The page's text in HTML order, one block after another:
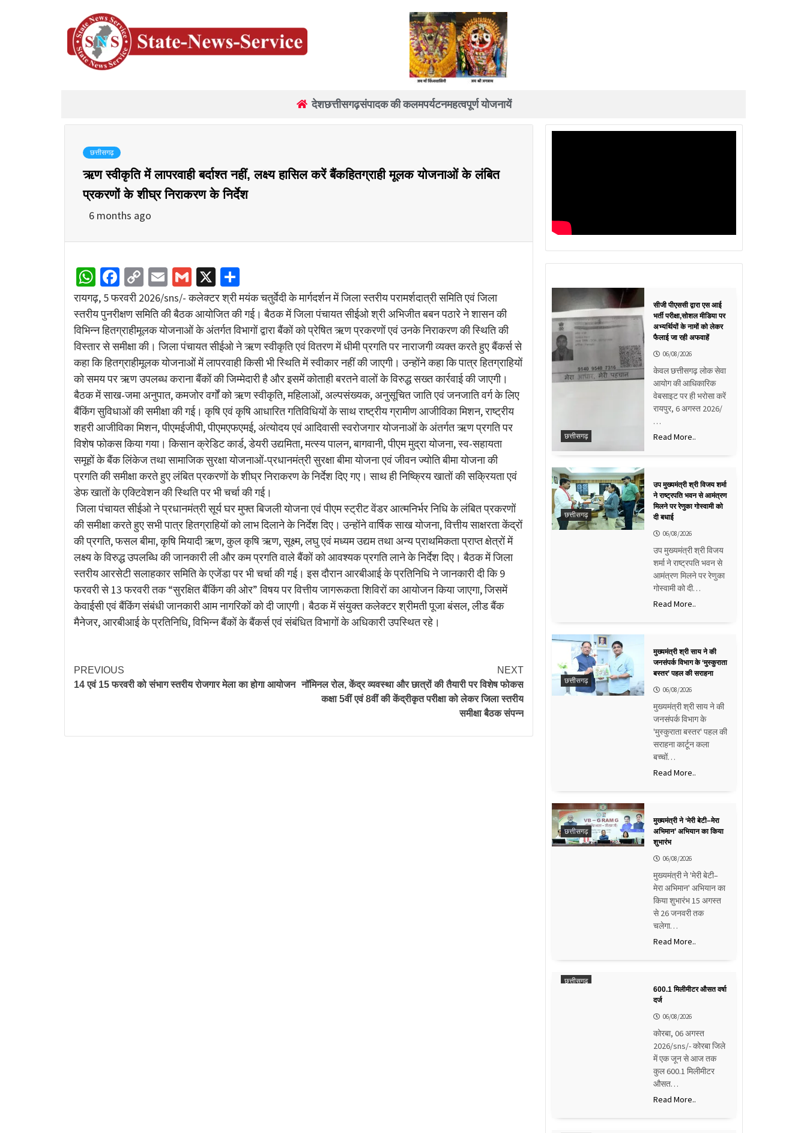
देशछत्तीसगढ़संपादक की कलमपर्यटनमहत्वपूर्ण योजनायें
छत्तीसगढ़
ऋण स्वीकृति में लापरवाही बर्दाश्त नहीं, लक्ष्य हासिल करें बैंकहितग्राही मूलक योजनाओं के लंबित
प्रकरणों के शीघ्र निराकरण के निर्देश
6 months ago
WhatsApp
Facebook
Copy
Link
EmailGmail
X
रायगढ़, 5 फरवरी 2026/sns/- कलेक्टर श्री मयंक चतुर्वेदी के मार्गदर्शन में जिला स्तरीय परामर्शदात्री समिति एवं जिला
स्तरीय पुनरीक्षण समिति की बैठक आयोजित की गई। बैठक में जिला पंचायत सीईओ श्री अभिजीत बबन पठारे ने शासन की
विभिन्न हितग्राहीमूलक योजनाओं के अंतर्गत विभागों द्वारा बैंकों को प्रेषित ऋण प्रकरणों एवं उनके निराकरण की स्थिति की
विस्तार से समीक्षा की। जिला पंचायत सीईओ ने ऋण स्वीकृति एवं वितरण में धीमी प्रगति पर नाराजगी व्यक्त करते हुए बैंकर्स से
कहा कि हितग्राहीमूलक योजनाओं में लापरवाही किसी भी स्थिति में स्वीकार नहीं की जाएगी। उन्होंने कहा कि पात्र हितग्राहियों
को समय पर ऋण उपलब्ध कराना बैंकों की जिम्मेदारी है और इसमें कोताही बरतने वालों के विरुद्ध सख्त कार्रवाई की जाएगी।
बैठक में साख-जमा अनुपात, कमजोर वर्गों को ऋण स्वीकृति, महिलाओं, अल्पसंख्यक, अनुसूचित जाति एवं जनजाति वर्ग के लिए
बैंकिंग सुविधाओं की समीक्षा की गई। कृषि एवं कृषि आधारित गतिविधियों के साथ राष्ट्रीय ग्रामीण आजीविका मिशन, राष्ट्रीय
शहरी आजीविका मिशन, पीएमईजीपी, पीएमएफएमई, अंत्योदय एवं आदिवासी स्वरोजगार योजनाओं के अंतर्गत ऋण प्रगति पर
विशेष फोकस किया गया। किसान क्रेडिट कार्ड, डेयरी उद्यमिता, मत्स्य पालन, बागवानी, पीएम मुद्रा योजना, स्व-सहायता
समूहों के बैंक लिंकेज तथा सामाजिक सुरक्षा योजनाओं-प्रधानमंत्री सुरक्षा बीमा योजना एवं जीवन ज्योति बीमा योजना की
प्रगति की समीक्षा करते हुए लंबित प्रकरणों के शीघ्र निराकरण के निर्देश दिए गए। साथ ही निष्क्रिय खातों की सक्रियता एवं
डेफ खातों के एक्टिवेशन की स्थिति पर भी चर्चा की गई।
जिला पंचायत सीईओ ने प्रधानमंत्री सूर्य घर मुफ्त बिजली योजना एवं पीएम स्ट्रीट वेंडर आत्मनिर्भर निधि के लंबित प्रकरणों
की समीक्षा करते हुए सभी पात्र हितग्राहियों को लाभ दिलाने के निर्देश दिए। उन्होंने वार्षिक साख योजना, वित्तीय साक्षरता केंद्रों
की प्रगति, फसल बीमा, कृषि मियादी ऋण, कुल कृषि ऋण, सूक्ष्म, लघु एवं मध्यम उद्यम तथा अन्य प्राथमिकता प्राप्त क्षेत्रों में
लक्ष्य के विरुद्ध उपलब्धि की जानकारी ली और कम प्रगति वाले बैंकों को आवश्यक प्रगति लाने के निर्देश दिए। बैठक में जिला
स्तरीय आरसेटी सलाहकार समिति के एजेंडा पर भी चर्चा की गई। इस दौरान आरबीआई के प्रतिनिधि ने जानकारी दी कि 9
फरवरी से 13 फरवरी तक “सुरक्षित बैंकिंग की ओर” विषय पर वित्तीय जागरूकता शिविरों का आयोजन किया जाएगा, जिसमें
केवाईसी एवं बैंकिंग संबंधी जानकारी आम नागरिकों को दी जाएगी। बैठक में संयुक्त कलेक्टर श्रीमती पूजा बंसल, लीड बैंक
मैनेजर, आरबीआई के प्रतिनिधि, विभिन्न बैंकों के बैंकर्स एवं संबंधित विभागों के अधिकारी उपस्थित रहे।
PREVIOUS
14 एवं 15 फरवरी को संभाग स्तरीय रोजगार मेला का होगा आयोजन
NEXT
नॉमिनल रोल, केंद्र व्यवस्था और छात्रों की तैयारी पर विशेष फोकस
कक्षा 5वीं एवं 8वीं की केंद्रीकृत परीक्षा को लेकर जिला स्तरीय
समीक्षा बैठक संपन्न
छत्तीसगढ़
सीजी पीएससी द्वारा एस आई
भर्ती परीक्षा,सोशल मीडिया पर
अभ्यर्थियों के नामों को लेकर
फैलाई जा रही अफवाहें
06/08/2026
केवल छत्तीसगढ़ लोक सेवा
आयोग की आधिकारिक
वेबसाइट पर ही भरोसा करें
रायपुर, 6 अगस्त 2026/
…
Read More..
छत्तीसगढ़
उप मुख्यमंत्री श्री विजय शर्मा
ने राष्ट्रपति भवन से आमंत्रण
मिलने पर रेणुका गोस्वामी को
दी बधाई
06/08/2026
उप मुख्यमंत्री श्री विजय
शर्मा ने राष्ट्रपति भवन से
आमंत्रण मिलने पर रेणुका
गोस्वामी को दी…
Read More..
छत्तीसगढ़
मुख्यमंत्री श्री साय ने की
जनसंपर्क विभाग के ‘मुस्कुराता
बस्तर’ पहल की सराहना
06/08/2026
मुख्यमंत्री श्री साय ने की
जनसंपर्क विभाग के
'मुस्कुराता बस्तर' पहल की
सराहना कार्टून कला
बच्चों…
Read More..
छत्तीसगढ़
मुख्यमंत्री ने ‘मेरी बेटी–मेरा
अभिमान’ अभियान का किया
शुभारंभ
06/08/2026
मुख्यमंत्री ने 'मेरी बेटी–
मेरा अभिमान' अभियान का
किया शुभारंभ 15 अगस्त
से 26 जनवरी तक
चलेगा…
Read More..
छत्तीसगढ़
600.1 मिलीमीटर औसत वर्षा
दर्ज
06/08/2026
कोरबा, 06 अगस्त
2026/sns/- कोरबा जिले
में एक जून से आज तक
कुल 600.1 मिलीमीटर
औसत…
Read More..